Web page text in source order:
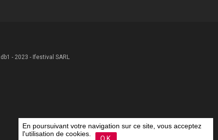
- 2023 - Ifestival SARL
En poursuivant votre navigation sur ce site, vous acceptez
l'utilisation de cookies.